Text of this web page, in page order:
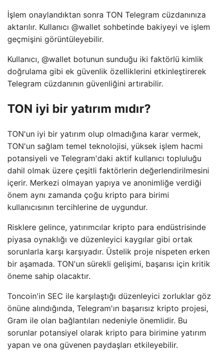
İşlem onaylandıktan sonra TON Telegram cüzdanınıza
aktarılır. Kullanıcı @wallet sohbetinde bakiyeyi ve işlem
geçmişini görüntüleyebilir.
Kullanıcı, @wallet botunun sunduğu iki faktörlü kimlik
doğrulama gibi ek güvenlik özelliklerini etkinleştirerek
Telegram cüzdanının güvenliğini artırabilir.
TON iyi bir yatırım mıdır?
TON'un iyi bir yatırım olup olmadığına karar vermek,
TON'un sağlam temel teknolojisi, yüksek işlem hacmi
potansiyeli ve Telegram'daki aktif kullanıcı topluluğu
dahil olmak üzere çeşitli faktörlerin değerlendirilmesini
içerir. Merkezi olmayan yapıya ve anonimliğe verdiği
önem aynı zamanda çoğu kripto para birimi
kullanıcısının tercihlerine de uygundur.
Risklere gelince, yatırımcılar kripto para endüstrisinde
piyasa oynaklığı ve düzenleyici kaygılar gibi ortak
sorunlarla karşı karşıyadır. Üstelik proje nispeten erken
bir aşamada. TON'un sürekli gelişimi, başarısı için kritik
öneme sahip olacaktır.
Toncoin'in SEC ile karşılaştığı düzenleyici zorluklar göz
önüne alındığında, Telegram'ın başarısız kripto projesi,
Gram ile olan bağlantıları nedeniyle önemlidir. Bu
sorunlar potansiyel olarak kripto para birimine yatırım
yapan ve ona güvenen paydaşları etkileyebilir.